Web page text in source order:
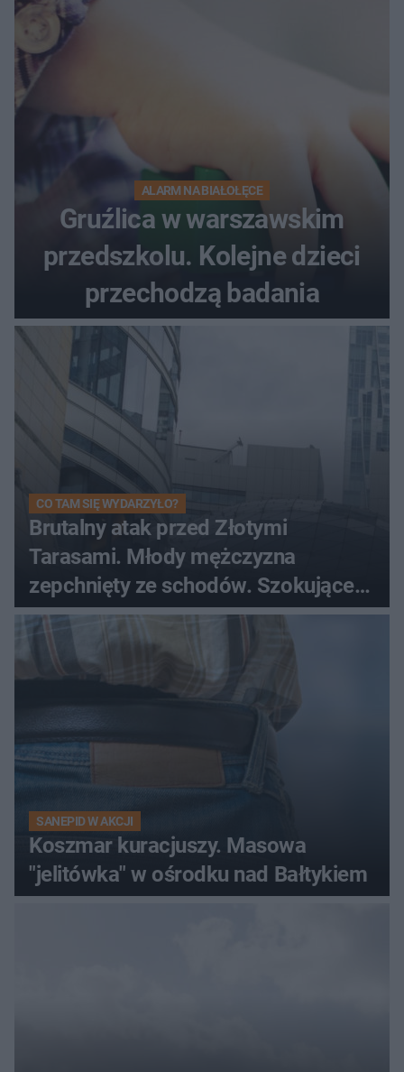
ALARM NA BIAŁOŁĘCE
Gruźlica w warszawskim
przedszkolu. Kolejne dzieci
przechodzą badania
CO TAM SIĘ WYDARZYŁO?
Brutalny atak przed Złotymi
Tarasami. Młody mężczyzna
zepchnięty ze schodów. Szokujące
nagranie krąży po sieci
SANEPID W AKCJI
Koszmar kuracjuszy. Masowa
"jelitówka" w ośrodku nad Bałtykiem